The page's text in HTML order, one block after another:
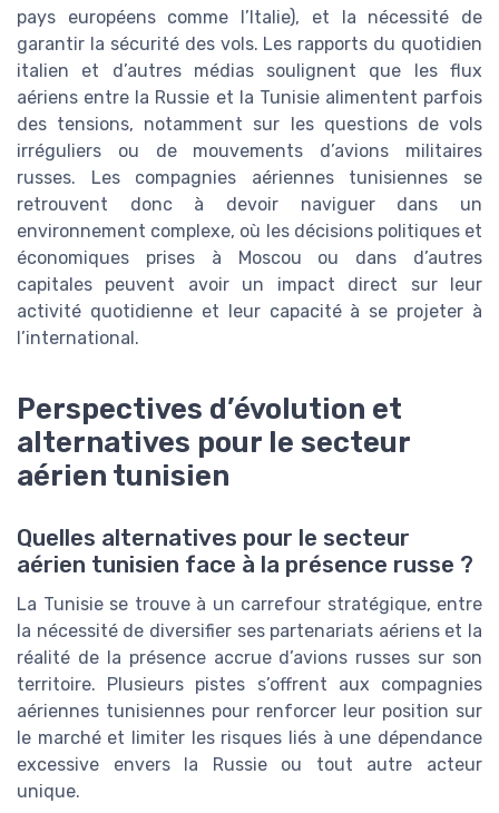
pays européens comme l’Italie), et la nécessité de
garantir la sécurité des vols. Les rapports du quotidien
italien et d’autres médias soulignent que les flux
aériens entre la Russie et la Tunisie alimentent parfois
des tensions, notamment sur les questions de vols
irréguliers ou de mouvements d’avions militaires
russes. Les compagnies aériennes tunisiennes se
retrouvent donc à devoir naviguer dans un
environnement complexe, où les décisions politiques et
économiques prises à Moscou ou dans d’autres
capitales peuvent avoir un impact direct sur leur
activité quotidienne et leur capacité à se projeter à
l’international.
Perspectives d’évolution et
alternatives pour le secteur
aérien tunisien
Quelles alternatives pour le secteur
aérien tunisien face à la présence russe ?
La Tunisie se trouve à un carrefour stratégique, entre
la nécessité de diversifier ses partenariats aériens et la
réalité de la présence accrue d’avions russes sur son
territoire. Plusieurs pistes s’offrent aux compagnies
aériennes tunisiennes pour renforcer leur position sur
le marché et limiter les risques liés à une dépendance
excessive envers la Russie ou tout autre acteur
unique.